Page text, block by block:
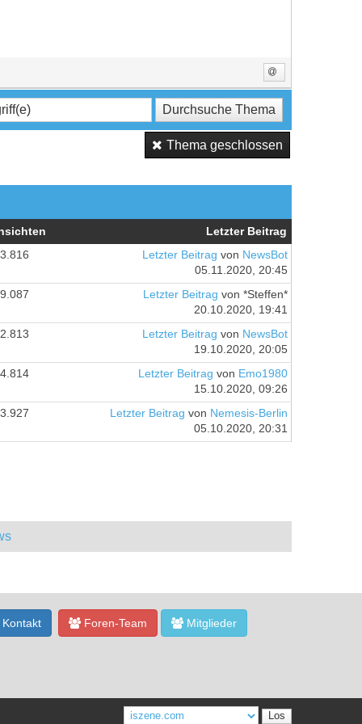
Thema geschlossen
Letzter Beitrag
3.816
Letzter Beitrag von NewsBot
05.11.2020, 20:45
9.087
Letzter Beitrag von *Steffen*
20.10.2020, 19:41
2.813
Letzter Beitrag von NewsBot
19.10.2020, 20:05
4.814
Letzter Beitrag von Emo1980
15.10.2020, 09:26
3.927
Letzter Beitrag von Nemesis-Berlin
05.10.2020, 20:31
Kontakt Foren-Team Mitglieder